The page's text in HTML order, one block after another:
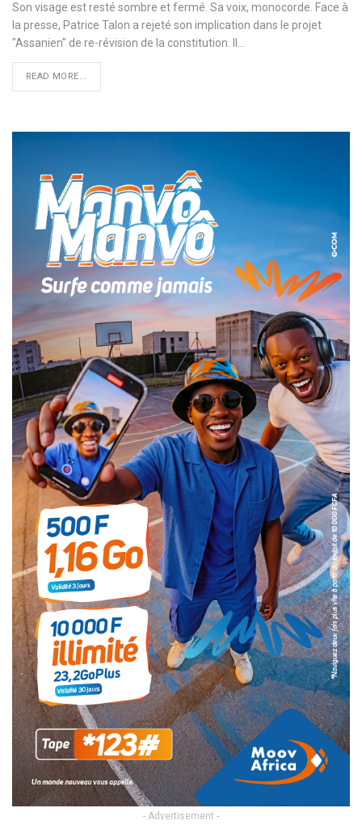
Son visage est resté sombre et fermé. Sa voix, monocorde. Face à
la presse, Patrice Talon a rejeté son implication dans le projet
"Assanien" de re-révision de la constitution. Il
READ MORE...
- Advertisement -